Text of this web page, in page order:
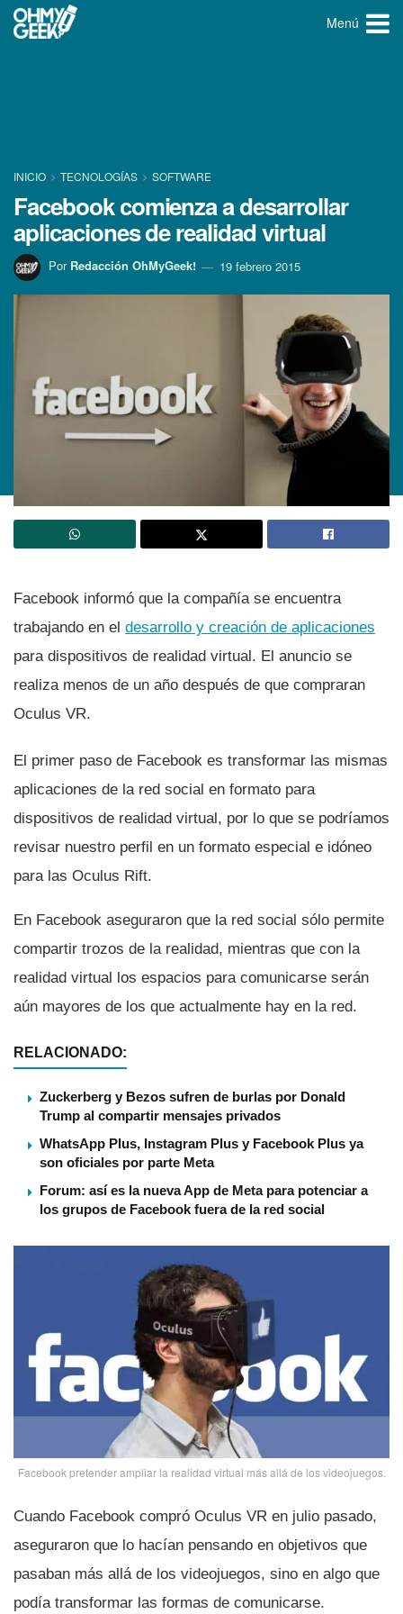
Menú
INICIO TECNOLOGÍ­AS SOFTWARE
Facebook comienza a desarrollar
aplicaciones de realidad virtual
Por Redacción OhMyGeek! 19 febrero 2015
Facebook informó que la compañí­a se encuentra
trabajando en el desarrollo y creación de aplicaciones
para dispositivos de realidad virtual. El anuncio se
realiza menos de un año después de que compraran
Oculus VR.
El primer paso de Facebook es transformar las mismas
aplicaciones de la red social en formato para
dispositivos de realidad virtual, por lo que se podrí­amos
revisar nuestro perfil en un formato especial e idóneo
para las Oculus Rift.
En Facebook aseguraron que la red social sólo permite
compartir trozos de la realidad, mientras que con la
realidad virtual los espacios para comunicarse serán
aún mayores de los que actualmente hay en la red.
RELACIONADO:
Zuckerberg y Bezos sufren de burlas por Donald
Trump al compartir mensajes privados
WhatsApp Plus, Instagram Plus y Facebook Plus ya
son oficiales por parte Meta
Forum: así es la nueva App de Meta para potenciar a
los grupos de Facebook fuera de la red social
Facebook pretender ampliar la realidad virtual más allá de los videojuegos.
Cuando Facebook compró Oculus VR en julio pasado,
aseguraron que lo hací­an pensando en objetivos que
pasaban más allá de los videojuegos, sino en algo que
podí­a transformar las formas de comunicarse.